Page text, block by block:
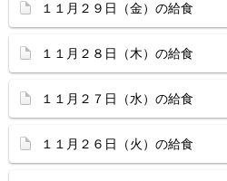
１１月２９日（金）の給食
１１月２８日（木）の給食
１１月２７日（水）の給食
１１月２６日（火）の給食